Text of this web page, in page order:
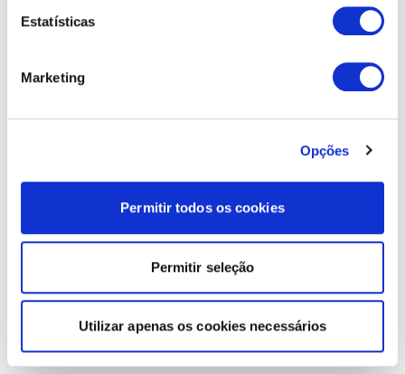
Estatísticas
Marketing
Opções
Permitir todos os cookies
Permitir seleção
Utilizar apenas os cookies necessários